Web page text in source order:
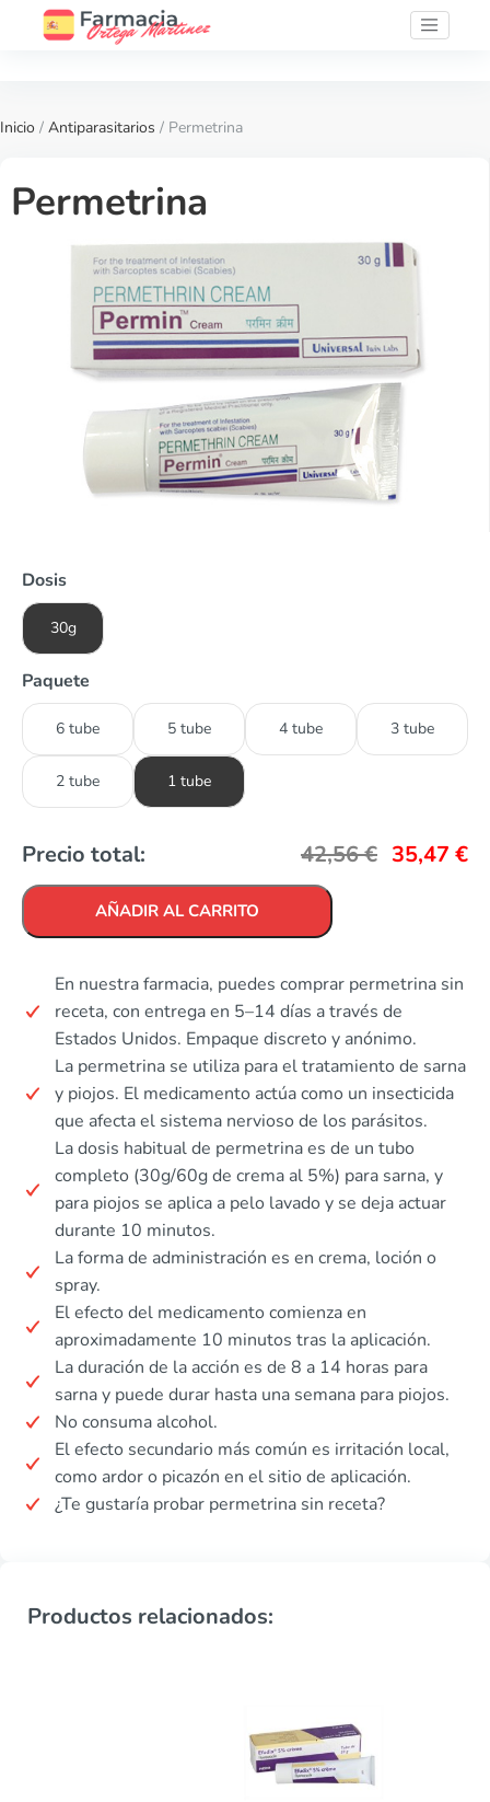
Inicio / Antiparasitarios / Permetrina
Permetrina
Dosis
30g
Paquete
6 tube 5 tube 4 tube 3 tube
2 tube 1 tube
Precio total: 42,56€ 35,47 €
AÑADIR AL CARRITO
En nuestra farmacia, puedes comprar permetrina sin
receta, con entrega en 5–14 días a través de
Estados Unidos. Empaque discreto y anónimo.
La permetrina se utiliza para el tratamiento de sarna
y piojos. El medicamento actúa como un insecticida
que afecta el sistema nervioso de los parásitos.
La dosis habitual de permetrina es de un tubo
completo (30g/60g de crema al 5%) para sarna, y
para piojos se aplica a pelo lavado y se deja actuar
durante 10 minutos.
La forma de administración es en crema, loción o
spray.
El efecto del medicamento comienza en
aproximadamente 10 minutos tras la aplicación.
La duración de la acción es de 8 a 14 horas para
sarna y puede durar hasta una semana para piojos.
No consuma alcohol.
El efecto secundario más común es irritación local,
como ardor o picazón en el sitio de aplicación.
¿Te gustaría probar permetrina sin receta?
Productos relacionados: